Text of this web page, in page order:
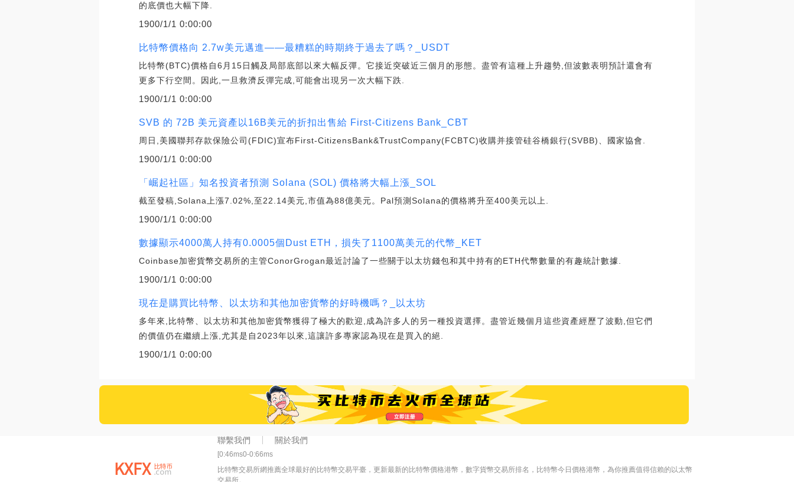
的底價也大幅下降.
1900/1/1 0:00:00
比特幣價格向 2.7w美元邁進——最糟糕的時期終于過去了嗎？_USDT
比特幣(BTC)價格自6月15日觸及局部底部以來大幅反彈。它接近突破近三個月的形態。盡管有這種上升趨勢,但波數表明預計還會有
更多下行空間。因此,一旦救濟反彈完成,可能會出現另一次大幅下跌.
1900/1/1 0:00:00
SVB 的 72B 美元資產以16B美元的折扣出售給 First-Citizens Bank_CBT
周日,美國聯邦存款保險公司(FDIC)宣布First-CitizensBank&TrustCompany(FCBTC)收購并接管硅谷橋銀行(SVBB)、國家協會.
1900/1/1 0:00:00
「崛起社區」知名投資者預測 Solana (SOL) 價格將大幅上漲_SOL
截至發稿,Solana上漲7.02%,至22.14美元,市值為88億美元。Pal預測Solana的價格將升至400美元以上.
1900/1/1 0:00:00
數據顯示4000萬人持有0.0005個Dust ETH，損失了1100萬美元的代幣_KET
Coinbase加密貨幣交易所的主管ConorGrogan最近討論了一些關于以太坊錢包和其中持有的ETH代幣數量的有趣統計數據.
1900/1/1 0:00:00
現在是購買比特幣、以太坊和其他加密貨幣的好時機嗎？_以太坊
多年來,比特幣、以太坊和其他加密貨幣獲得了極大的歡迎,成為許多人的另一種投資選擇。盡管近幾個月這些資產經歷了波動,但它們
的價值仍在繼續上漲,尤其是自2023年以來,這讓許多專家認為現在是買入的絕.
1900/1/1 0:00:00
聯繫我們 關於我們
[0:46ms0-0:66ms
比特幣交易所網推薦全球最好的比特幣交易平臺，更新最新的比特幣價格港幣，數字貨幣交易所排名，比特幣今日價格港幣，為你推薦值得信賴的以太幣
交易所。